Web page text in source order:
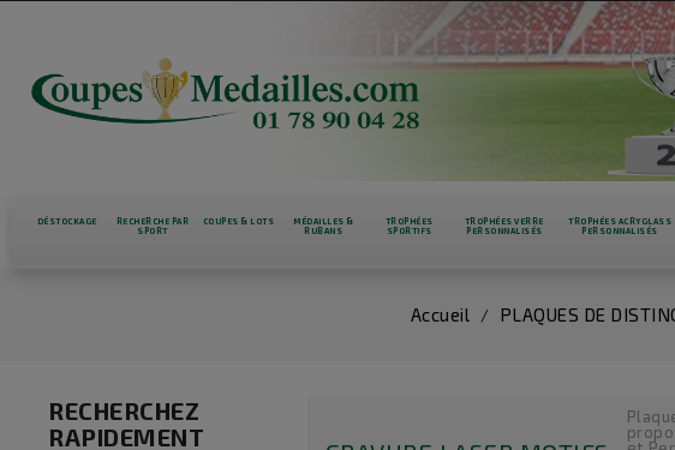
DÉSTOCKAGE
RECHERCHE PAR
SPORT
COUPES & LOTS
MÉDAILLES &
RUBANS
TROPHÉES
SPORTIFS
TROPHÉES VERRE
PERSONNALISÉS
TROPHÉES ACRYGLASS
PERSONNALISÉS
Accueil PLAQUES DE
RECHERCHEZ
RAPIDEMENT